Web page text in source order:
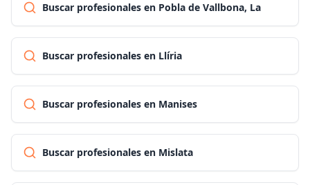
Buscar profesionales en Pobla de Vallbona, La
Buscar profesionales en Llíria
Buscar profesionales en Manises
Buscar profesionales en Mislata